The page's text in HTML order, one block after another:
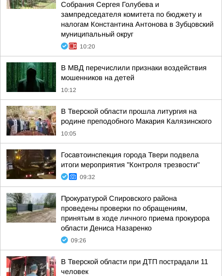
Собрания Сергея Голубева и
зампредседателя комитета по бюджету и
налогам Константина Антонова в Зубцовский
муниципальный округ
10:20
В МВД перечислили признаки воздействия
мошенников на детей
10:12
В Тверской области прошла литургия на
родине преподобного Макария Калязинского
10:05
Госавтоинспекция города Твери подвела
итоги мероприятия "Контроля трезвости"
09:32
Прокуратурой Спировского района
проведены проверки по обращениям,
принятым в ходе личного приема прокурора
области Дениса Назаренко
09:26
В Тверской области при ДТП пострадали 11
человек